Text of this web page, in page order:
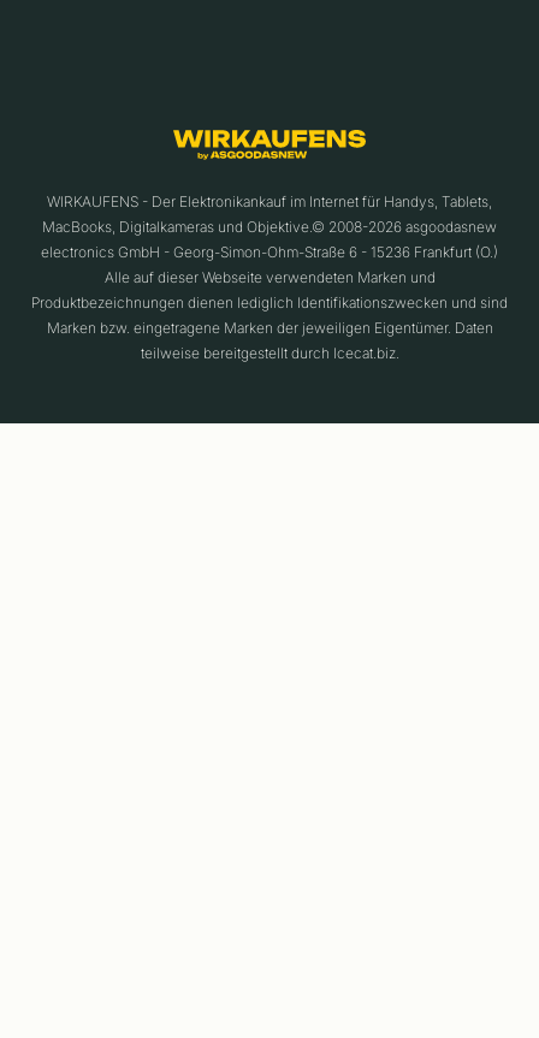
WIRKAUFENS - Der Elektronikankauf im Internet für Handys, Tablets,
MacBooks, Digitalkameras und Objektive.© 2008-2026 asgoodasnew
electronics GmbH - Georg-Simon-Ohm-Straße 6 - 15236 Frankfurt (O.)
Alle auf dieser Webseite verwendeten Marken und
Produktbezeichnungen dienen lediglich Identifikationszwecken und sind
Marken bzw. eingetragene Marken der jeweiligen Eigentümer. Daten
teilweise bereitgestellt durch Icecat.biz.